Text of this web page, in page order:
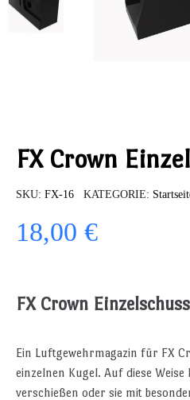
FX Crown
SKU FX-16 KATEGORIE
18,00 €
FX Crown Einzelschuss
Ein Luftgewehrmagazin für FX
einzelnen Kugel. Auf diese
verschießen oder sie mit